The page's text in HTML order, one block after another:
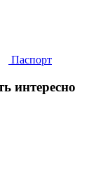
Паспорт
интересно